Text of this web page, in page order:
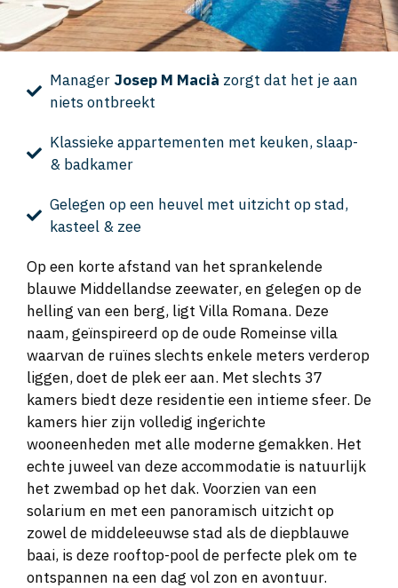
Manager Josep M Macià zorgt dat het je aan
niets ontbreekt
Klassieke appartementen met keuken, slaap-
& badkamer
Gelegen op een heuvel met uitzicht op stad,
kasteel & zee
Op een korte afstand van het sprankelende
blauwe Middellandse zeewater, en gelegen op de
helling van een berg, ligt Villa Romana. Deze
naam, geïnspireerd op de oude Romeinse villa
waarvan de ruïnes slechts enkele meters verderop
liggen, doet de plek eer aan. Met slechts 37
kamers biedt deze residentie een intieme sfeer. De
kamers hier zijn volledig ingerichte
wooneenheden met alle moderne gemakken. Het
echte juweel van deze accommodatie is natuurlijk
het zwembad op het dak. Voorzien van een
solarium en met een panoramisch uitzicht op
zowel de middeleeuwse stad als de diepblauwe
baai, is deze rooftop-pool de perfecte plek om te
ontspannen na een dag vol zon en avontuur.